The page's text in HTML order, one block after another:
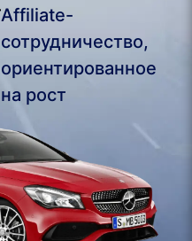
Affiliate-
сотрудничество,
ориентированное
на рост